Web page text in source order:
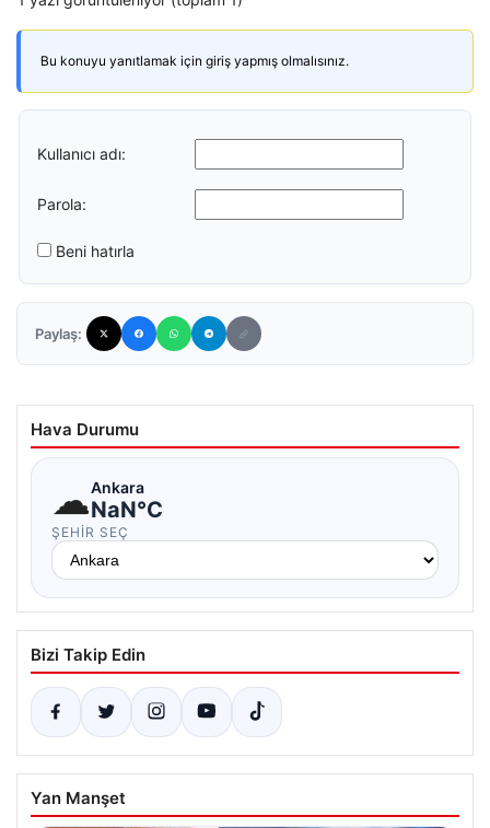
Bu konuyu yanıtlamak için giriş yapmış olmalısınız.
Kullanıcı adı:
Parola:
Beni hatırla
Paylaş:
Hava Durumu
☁Ankara
NaN°C
ŞEHIR SEÇ
Bizi Takip Edin
Yan Manşet